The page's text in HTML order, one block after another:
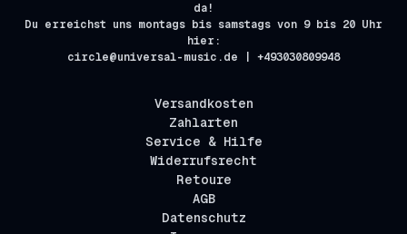
da!
Du erreichst uns montags bis samstags von 9 bis 20 Uhr
hier:
circle@universal-music.de | +493030809948
Versandkosten
Zahlarten
Service & Hilfe
Widerrufsrecht
Retoure
AGB
Datenschutz